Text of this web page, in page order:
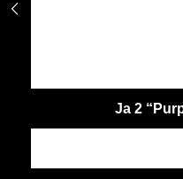
Ja 2 “Purple Sky”
